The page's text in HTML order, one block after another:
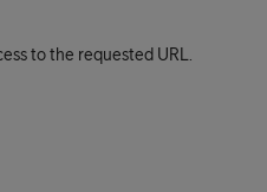
to the requested URL.